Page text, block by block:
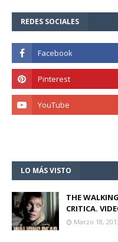
REDES SOCIALES
LO MÁS VISTO
THE
CRITICA.
Marzo 18,